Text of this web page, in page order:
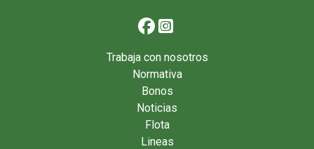
Trabaja con nosotros
Normativa
Bonos
Noticias
Flota
Lineas